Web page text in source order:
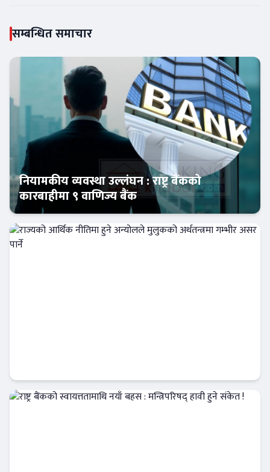
सम्बन्धित समाचार
आजको विशेष
नियामकीय व्यवस्था उल्लंघन : राष्ट्र बैंकको
कारबाहीमा ९ वाणिज्य बैंक
Banner News